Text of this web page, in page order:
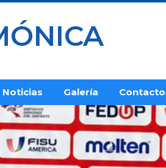
Noticias Galería Contacto